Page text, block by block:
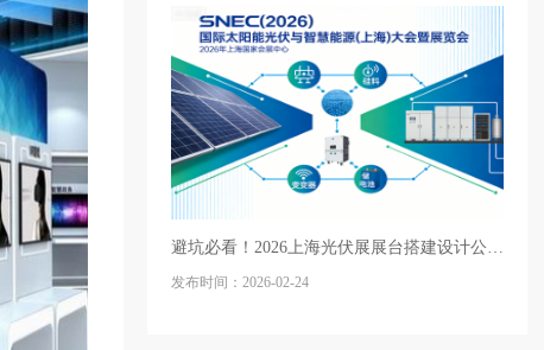
避坑必看！2026上海光伏展展台搭建设计公司TOP榜及挑选秘籍
发布时间：2026-02-24